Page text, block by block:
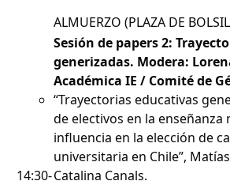
ALMUERZO (PLAZA DE
14:30-
Sesión de papers 2:
generizadas. Modera:
Académica IE / Comité de
“Trayectorias educativas
de electivos en la enseñanza
influencia en la elección de
universitaria en Chile”,
Catalina Canals.